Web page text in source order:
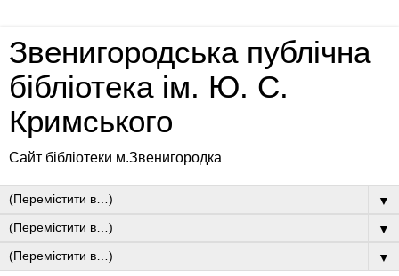
Звенигородська публічна
бібліотека ім. Ю. С.
Кримського
Сайт бібліотеки м.Звенигородка
▼
▼
▼